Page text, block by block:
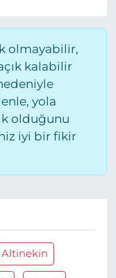
olmayabilir,
kalabilir
yola
olduğunu
iyi bir fikir
Altinekin